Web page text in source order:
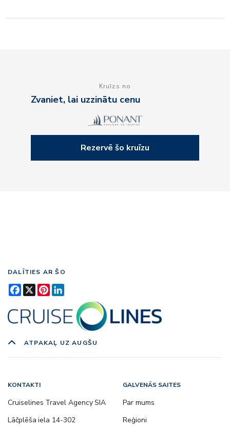
Kruīzs no
Zvaniet, lai uzzinātu cenu
Rezervē šo kruīzu
DALĪTIES AR ŠO
Facebook
X Pinterest
ATPAKAĻ UZ AUGŠU
KONTAKTI
Cruiselines Travel Agency SIA
Lāčplēša iela 14-302
GALVENĀS SAITES
Par mums
Reģioni